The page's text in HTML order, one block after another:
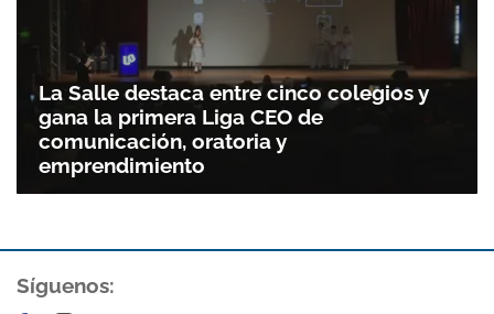
La Salle destaca entre cinco colegios y
gana la primera Liga CEO de
comunicación, oratoria y
emprendimiento
Síguenos: